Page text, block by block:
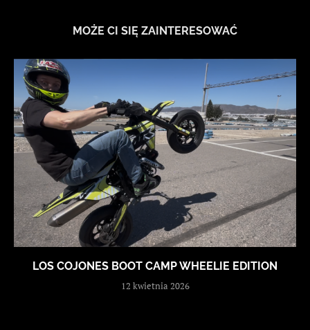
MOŻE CI SIĘ ZAINTERESOWAĆ
LOS COJONES BOOT CAMP WHEELIE EDITION
12 kwietnia 2026